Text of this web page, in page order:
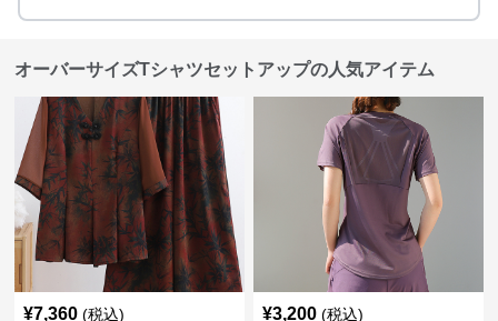
オーバーサイズTシャツセットアップの人気アイテム
¥7,360 (税込) ¥3,200 (税込)